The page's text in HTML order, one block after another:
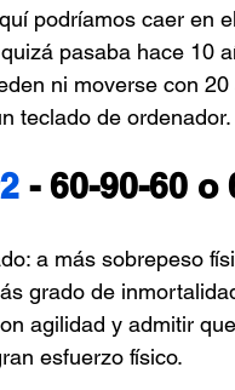
podríamos caer en
pasaba hace 10
ni moverse con
teclado de ordenador.
- 60-90-60 o
a más sobrepeso
grado de
agilidad y admitir
esfuerzo físico.